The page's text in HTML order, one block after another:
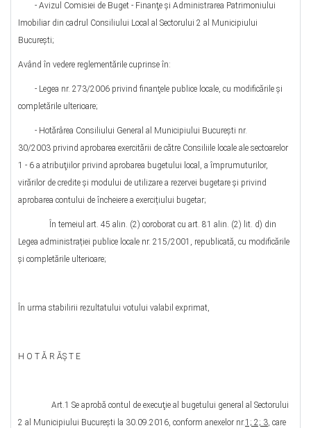
- Avizul Comisiei de Buget - Finanţe şi Administrarea Patrimoniului
Imobiliar din cadrul Consiliului Local al Sectorului 2 al Municipiului
Bucureşti;
Având în vedere reglementările cuprinse în:
- Legea nr. 273/2006 privind finanţele publice locale, cu modificările şi
completările ulterioare;
- Hotărârea Consiliului General al Municipiului Bucureşti nr.
30/2003 privind aprobarea exercitării de către Consiliile locale ale sectoarelor
1 - 6 a atribuţiilor privind aprobarea bugetului local, a împrumuturilor,
virărilor de credite şi modului de utilizare a rezervei bugetare şi privind
aprobarea contului de încheiere a exercițiului bugetar;
În temeiul art. 45 alin. (2) coroborat cu art. 81 alin. (2) lit. d) din
Legea administrației publice locale nr. 215/2001, republicată, cu modificările
şi completările ulterioare;
În urma stabilirii rezultatului votului valabil exprimat,
H O T Ă R ĂŞ T E
Art.1 Se aprobă contul de execuţie al bugetului general al Sectorului
2 al Municipiului București la 30.09.2016, conform anexelor nr.1; 2; 3, care